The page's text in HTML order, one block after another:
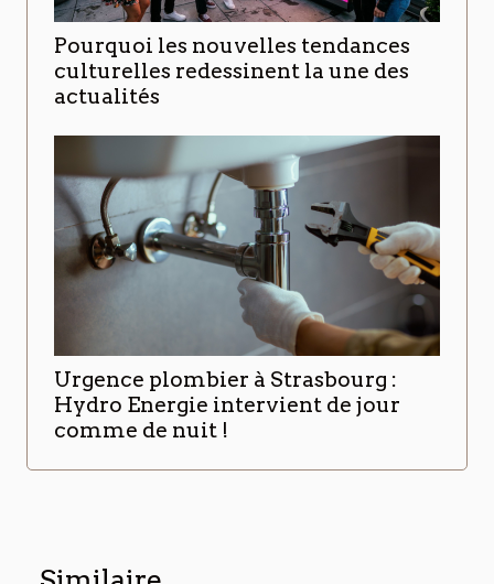
Pourquoi les nouvelles tendances
culturelles redessinent la une des
actualités
Urgence plombier à Strasbourg :
Hydro Energie intervient de jour
comme de nuit !